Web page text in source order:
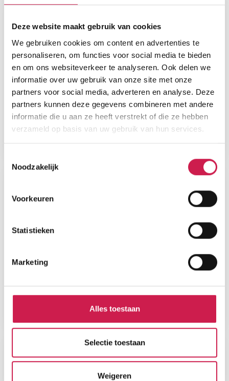
Deze website maakt gebruik van cookies
We gebruiken cookies om content en advertenties te
personaliseren, om functies voor social media te bieden
en om ons websiteverkeer te analyseren. Ook delen we
informatie over uw gebruik van onze site met onze
partners voor social media, adverteren en analyse. Deze
partners kunnen deze gegevens combineren met andere
informatie die u aan ze heeft verstrekt of die ze hebben
verzameld op basis van uw gebruik van hun services.
Noodzakelijk
Voorkeuren
Statistieken
Marketing
Alles toestaan
Selectie toestaan
Weigeren